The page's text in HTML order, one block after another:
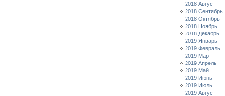
2018 Август
2018 Сентябрь
2018 Октябрь
2018 Ноябрь
2018 Декабрь
2019 Январь
2019 Февраль
2019 Март
2019 Апрель
2019 Май
2019 Июнь
2019 Июль
2019 Август